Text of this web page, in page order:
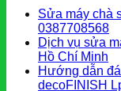
Sửa máy chà
0387708568
Dịch vụ sửa
Hồ Chí Minh
Hướng dẫn
decoFINISH